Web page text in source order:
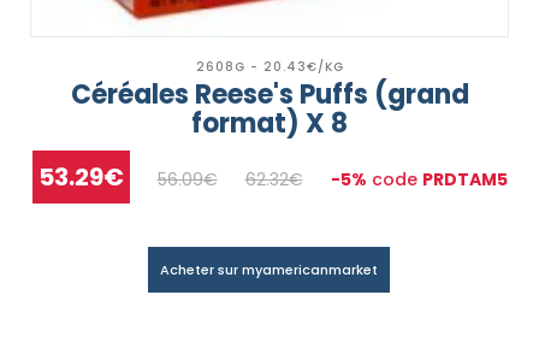
2608G - 20.43€/KG
Céréales Reese's Puffs (grand
format) X 8
53.29€ 56.09€ 62.32€ -5% code PRDTAM5
Acheter sur myamericanmarket